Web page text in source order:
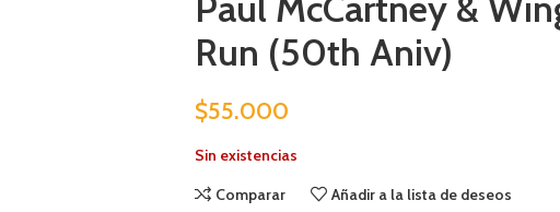
Run (50th Aniv)
$55.000
Sin existencias
Comparar
Añadir a la lista de deseos